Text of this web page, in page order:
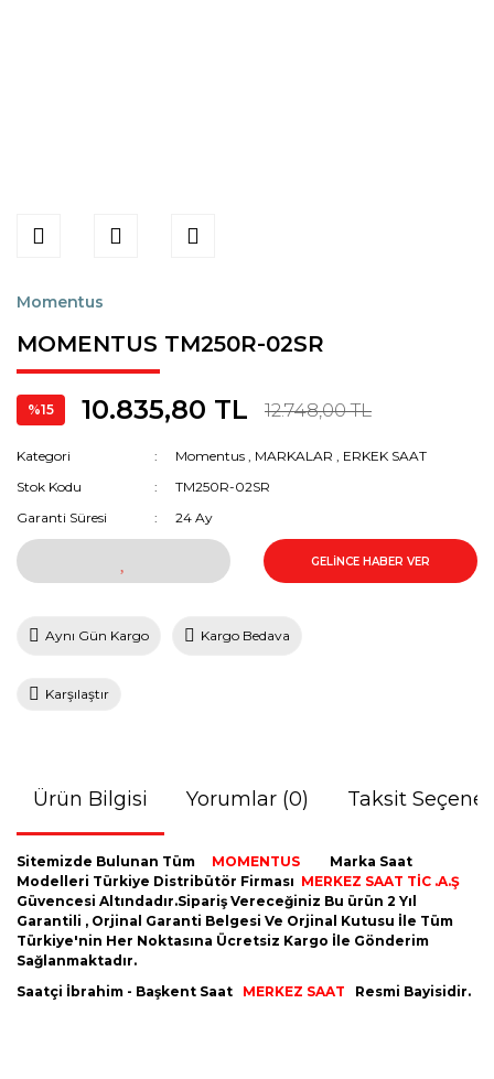
Momentus
MOMENTUS TM250R-02SR
%15 10.835,80 TL 12.748,00 TL
Kategori Momentus , MARKALAR , ERKEK SAAT
Stok Kodu
TM250R-02SR
Garanti Süresi
24 Ay
GELİNCE HABER VER
Aynı Gün Kargo Kargo Bedava
Karşılaştır
Ürün Bilgisi Yorumlar (0) Taksit
Sitemizde Bulunan Tüm MOMENTUS
Marka Saat
Modelleri Türkiye Distribütör Firması MERKEZ SAAT TİC .A.Ş
Güvencesi Altındadır.Sipariş Vereceğiniz Bu ürün 2 Yıl
Garantili , Orjinal Garanti Belgesi Ve Orjinal Kutusu İle Tüm
Türkiye'nin Her Noktasına Ücretsiz Kargo İle Gönderim
Sağlanmaktadır.
Saatçi İbrahim - Başkent Saat MERKEZ SAAT Resmi Bayisidir.